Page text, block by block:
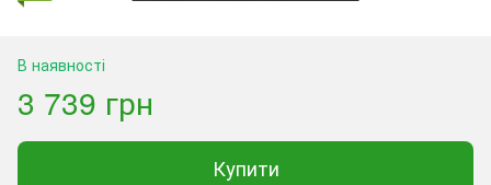
В наявності
3 739 грн
Купити